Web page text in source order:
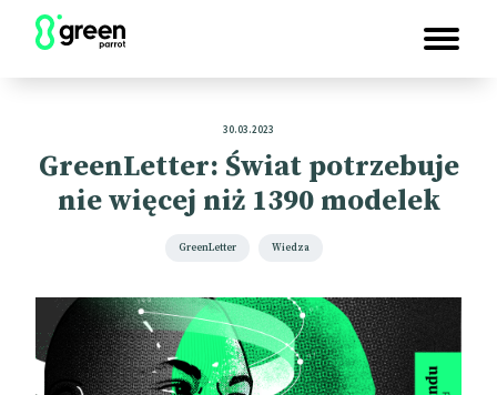
30.03.2023
GreenLetter: Świat potrzebuje
nie więcej niż 1390 modelek
GreenLetter Wiedza